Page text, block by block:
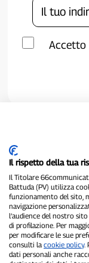
Accetto
P300.it è
Registrazione
Proprietario
Direttore
Il rispetto della tua
Il Titolare
Battuda (PV) utilizza
funzionamento del sito,
navigazione
l’audience del nostro
di profilazione. Per
per modificare le sue
consulti la cookie policy.
dati personali anche